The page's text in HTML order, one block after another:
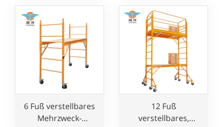
Baker Rolling Gerüst
Builder Verwenden
6 Fuß verstellbares
Mehrzweck-
12 Fuß
verstellbares,